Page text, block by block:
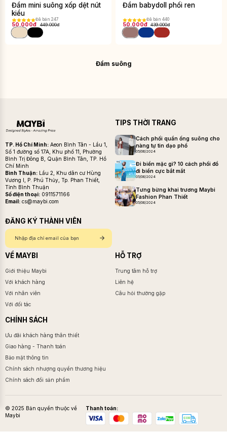
Đầm mini suông xốp dệt nút
kiểu
Đã bán 247
50.000đ 449.000đ
Đầm babydoll phối ren
Đã bán 440
50.000đ 439.000đ
Đầm suông
TP. Hồ Chí Minh: Aeon Bình Tân - Lầu 1,
Số 1 đường số 17A, Khu phố 11, Phường
Bình Trị Đông B, Quận Bình Tân, TP. Hồ
Chí Minh
Bình Thuận: Lầu 2, Khu dân cư Hùng
Vương I, P. Phú Thủy, Tp. Phan Thiết,
Tỉnh Bình Thuận
Số điện thoại: 0911571166
Email: cs@maybi.com
ĐĂNG KÝ THÀNH VIÊN
TIPS THỜI TRANG
Cách phối quần ống suông cho
nàng tự tin dạo phố
05/06/2024
Đi biển mặc gì? 10 cách phối đồ
đi biển cực bắt mắt
05/06/2024
Tưng bừng khai trương Maybi
Fashion Phan Thiết
05/06/2024
VỀ MAYBI
Giới thiệu Maybi
Với khách hàng
Với nhân viên
Với đối tác
HỖ TRỢ
Trung tâm hỗ trợ
Liên hệ
Câu hỏi thường gặp
CHÍNH SÁCH
Ưu đãi khách hàng thân thiết
Giao hàng - Thanh toán
Bảo mật thông tin
Chính sách nhượng quyền thương hiệu
Chính sách đổi sản phẩm
© 2025 Bản quyền thuộc về
Maybi
Thanh toán: